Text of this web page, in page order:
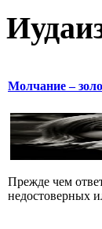
Молчание –
Прежде чем
недостоверных